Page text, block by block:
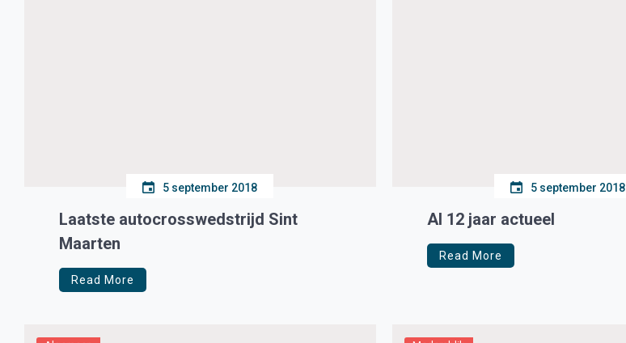
5 september 2018
Laatste autocrosswedstrijd Sint
Maarten
Read More
5 september 2018
Al 12 jaar actueel
Read More